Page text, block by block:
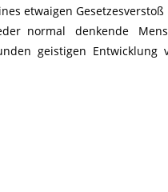
etwaigen
normal denkende
geistigen Entwicklung